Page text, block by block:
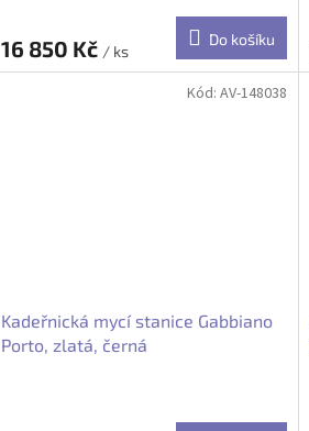
16 850 Kč / ks
Do košíku
Kadeřnická mycí stanice Gabbiano
Porto, zlatá, černá
Kód: AV-148038